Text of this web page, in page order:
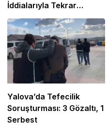
İddialarıyla Tekrar
Mahkemede
Yalova’da Tefecilik
Soruşturması: 3 Gözaltı, 1
Serbest